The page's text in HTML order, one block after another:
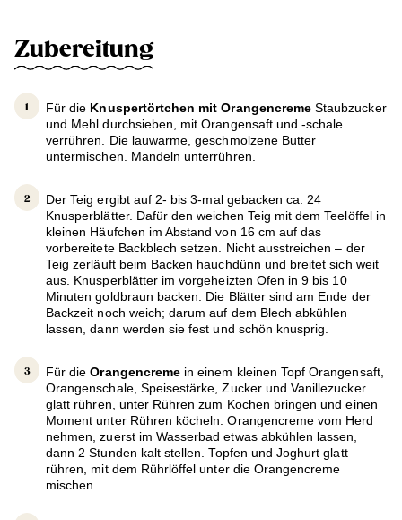
Zubereitung
Für die Knuspertörtchen mit Orangencreme Staubzucker
und Mehl durchsieben, mit Orangensaft und -schale
verrühren. Die lauwarme, geschmolzene Butter
untermischen. Mandeln unterrühren.
Der Teig ergibt auf 2- bis 3-mal gebacken ca. 24
Knusperblätter. Dafür den weichen Teig mit dem Teelöffel in
kleinen Häufchen im Abstand von 16 cm auf das
vorbereitete Backblech setzen. Nicht ausstreichen – der
Teig zerläuft beim Backen hauchdünn und breitet sich weit
aus. Knusperblätter im vorgeheizten Ofen in 9 bis 10
Minuten goldbraun backen. Die Blätter sind am Ende der
Backzeit noch weich; darum auf dem Blech abkühlen
lassen, dann werden sie fest und schön knusprig.
Für dieOrangencreme in einem kleinen Topf Orangensaft,
Orangenschale, Speisestärke, Zucker und Vanillezucker
glatt rühren, unter Rühren zum Kochen bringen und einen
Moment unter Rühren köcheln. Orangencreme vom Herd
nehmen, zuerst im Wasserbad etwas abkühlen lassen,
dann 2 Stunden kalt stellen. Topfen und Joghurt glatt
rühren, mit dem Rührlöffel unter die Orangencreme
mischen.